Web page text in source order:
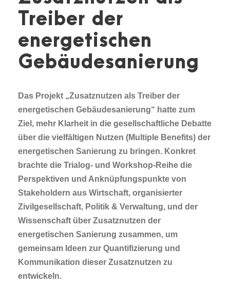
Treiber der
energetischen
Gebäudesanierung
Das Projekt „Zusatznutzen als Treiber der
energetischen Gebäudesanierung“ hatte zum
Ziel, mehr Klarheit in die gesellschaftliche Debatte
über die vielfältigen Nutzen (Multiple Benefits) der
energetischen Sanierung zu bringen. Konkret
brachte die Trialog- und Workshop-Reihe die
Perspektiven und Anknüpfungspunkte von
Stakeholdern aus Wirtschaft, organisierter
Zivilgesellschaft, Politik & Verwaltung, und der
Wissenschaft über Zusatznutzen der
energetischen Sanierung zusammen, um
gemeinsam Ideen zur Quantifizierung und
Kommunikation dieser Zusatznutzen zu
entwickeln.